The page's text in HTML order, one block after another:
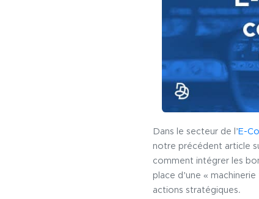
Dans le secteur de l’ E-
notre précédent article
comment intégrer les
place d’une «
actions stratégiques.